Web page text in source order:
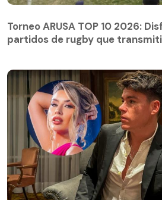
Torneo ARUSA TOP 10 2026:
partidos de rugby que